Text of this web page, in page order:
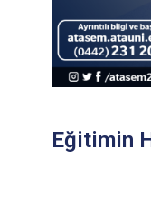
Eğitimin